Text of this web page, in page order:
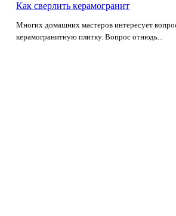
Как сверлить керамогранит
Многих домашних мастеров интересует
керамогранитную плитку. Вопрос отнюдь...